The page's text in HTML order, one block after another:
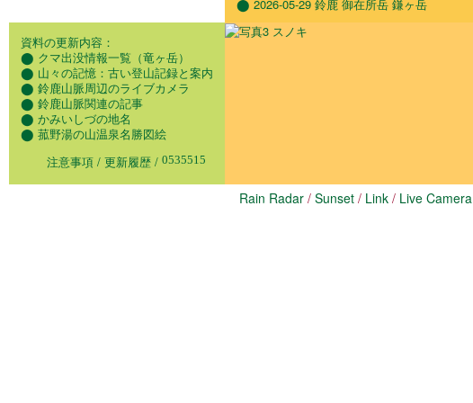
⬤ 2026-05-29 鈴鹿 御在所岳 鎌ヶ岳
資料の更新内容：
⬤ クマ出没情報一覧（竜ヶ岳）
⬤ 山々の記憶：古い登山記録と案内
⬤ 鈴鹿山脈周辺のライブカメラ
⬤ 鈴鹿山脈関連の記事
⬤ かみいしづの地名
⬤ 菰野湯の山温泉名勝図絵
注意事項 / 更新履歴 /
Rain Radar / Sunset / Link / Live Camera